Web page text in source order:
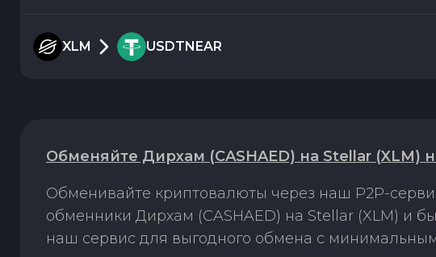
XLM USDTNEAR
Обменяйте Дирхам (CASHAED) на Stellar (XLM)
Обменивайте криптовалюты через наш P2P-
обменники Дирхам (CASHAED) на Stellar (XLM) и
наш сервис для выгодного обмена с